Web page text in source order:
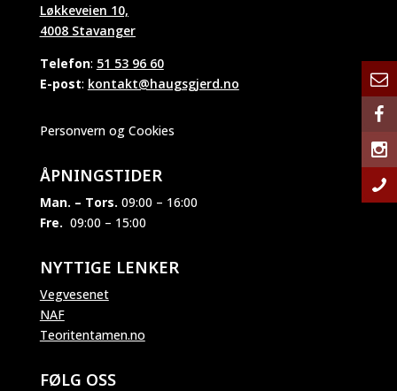
Løkkeveien 10,
4008 Stavanger
Telefon: 51 53 96 60
E-post: kontakt@haugsgjerd.no
Personvern og Cookies
ÅPNINGSTIDER
Man. – Tors. 09:00 – 16:00
Fre. 09:00 – 15:00
NYTTIGE LENKER
Vegvesenet
NAF
Teoritentamen.no
FØLG OSS